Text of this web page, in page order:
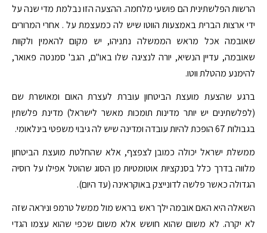
הרשות הפלשתינית הם פושעי מלחמה. ההצעה הזו נבלמת מדי שנה על
ידי ארצות הברית באמצעות הווטו שיש לה כמעצמת על . אחרי המרורים
שאובמה אכל מראש הממשלה נתניהו, יש מקום להאמין ולקוות
שאובמה, עדיין הנשיא, יורה לנציגה שלו באו"ם, הגב' סמנטה פאואר,
להימנע מהטלת ווטו.
ברגע שהצעת מועצת הביטחון עוברת לעצרת האום ומאושרת שם
(לפלשתינים יש יותר מדינות תומכות מאשר לישראל) מדינת פלשתין
בגבולות 67 הופכת להיות עובדה ומדינה שיש לה גיבוי משפטי בינלאומי.
ממשלת ישראל יכולה כמובן לצפצף, אלא שהחלטת מועצת הביטחון
מלווה בדרך כלל בסנקציות אוטומטיות מן הסוג שהוטל אפילו על רוסיה
הגדולה כאשר פלשה לדונייצק באוקראינה (עד היום).
השאלה היא האם אובמה ילך ראש בראש מול ממשל טרמפ וניראה שזה
לא יקרה. לא משום שהוא חושש אלא משום שכפי שהוא עצמו הגדי